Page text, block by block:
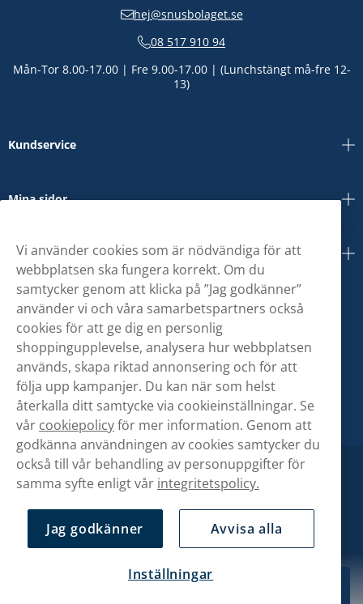
279,90 kr
hej@snusbolaget.se
08 517 910 94
Mån-Tor 8.00-17.00 | Fre 9.00-17.00 | (Lunchstängt må-fre 12-
13)
Kundservice
Mina sidor
Om oss
Vi använder cookies som är nödvändiga för att
webbplatsen ska fungera korrekt. Om du
samtycker genom att klicka på ”Jag godkänner”
använder vi och våra samarbetspartners också
cookies för att ge dig en personlig
shoppingupplevelse, analysera hur webbplatsen
används, skapa riktad annonsering och för att
följa upp kampanjer. Du kan när som helst
återkalla ditt samtycke via cookieinställningar. Se
vår cookiepolicyför mer information. Genom att
godkänna användningen av cookies samtycker du
också till vår behandling av personuppgifter för
samma syfte enligt vår integritetspolicy.
Jag godkänner Avvisa alla
Inställningar